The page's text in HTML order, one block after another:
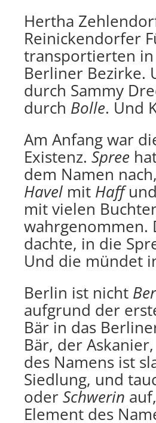
Hertha
Reinickendorfer
transportierten
Berliner Bezirke.
durch Sammy
durch Bolle. Und
Am Anfang war
Existenz. Spree
dem Namen
Havel mit Haffund
mit vielen
wahrgenommen.
dachte, in die
Und die mündet
Berlin ist nicht Ber
aufgrund der
Bär in das
Bär, der
des Namens ist
Siedlung, und
oder Schwerin
Element des